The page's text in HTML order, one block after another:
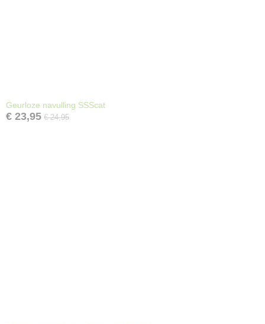
Geurloze navulling SSScat
€ 23,95 € 24,95